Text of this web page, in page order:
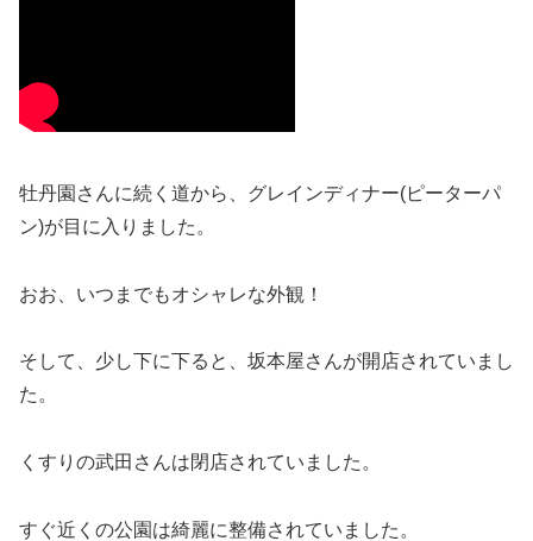
牡丹園さんに続く道から、グレインディナー(ピーターパ
ン)が目に入りました。
おお、いつまでもオシャレな外観！
そして、少し下に下ると、坂本屋さんが開店されていまし
た。
くすりの武田さんは閉店されていました。
すぐ近くの公園は綺麗に整備されていました。